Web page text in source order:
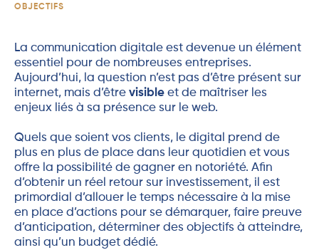
OBJECTIFS
La communication digitale est devenue un élément
essentiel pour de nombreuses entreprises.
Aujourd’hui, la question n’est pas d’être présent sur
internet, mais d’être visible et de maîtriser les
enjeux liés à sa présence sur le web.
Quels que soient vos clients, le digital prend de
plus en plus de place dans leur quotidien et vous
offre la possibilité de gagner en notoriété. Afin
d’obtenir un réel retour sur investissement, il est
primordial d’allouer le temps nécessaire à la mise
en place d’actions pour se démarquer, faire preuve
d’anticipation, déterminer des objectifs à atteindre,
ainsi qu’un budget dédié.